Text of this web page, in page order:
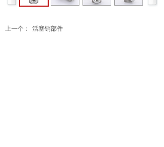
上一个：
活塞销部件